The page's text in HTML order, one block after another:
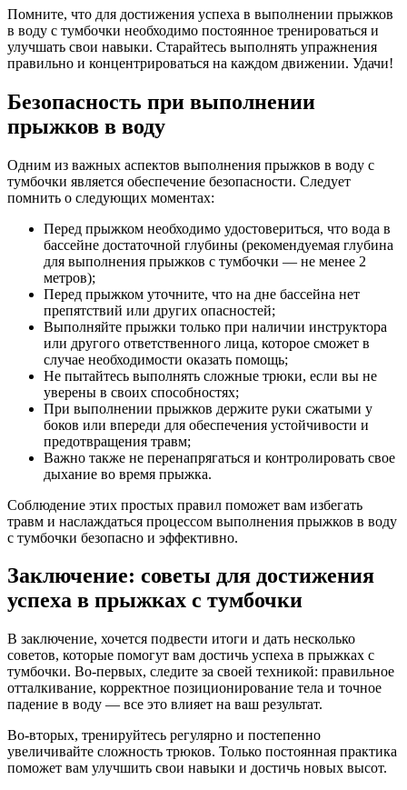
Помните, что для достижения успеха в выполнении прыжков
в воду с тумбочки необходимо постоянное тренироваться и
улучшать свои навыки. Старайтесь выполнять упражнения
правильно и концентрироваться на каждом движении. Удачи!
Безопасность при выполнении
прыжков в воду
Одним из важных аспектов выполнения прыжков в воду с
тумбочки является обеспечение безопасности. Следует
помнить о следующих моментах:
Перед прыжком необходимо удостовериться, что вода в
бассейне достаточной глубины (рекомендуемая глубина
для выполнения прыжков с тумбочки — не менее 2
метров);
Перед прыжком уточните, что на дне бассейна нет
препятствий или других опасностей;
Выполняйте прыжки только при наличии инструктора
или другого ответственного лица, которое сможет в
случае необходимости оказать помощь;
Не пытайтесь выполнять сложные трюки, если вы не
уверены в своих способностях;
При выполнении прыжков держите руки сжатыми у
боков или впереди для обеспечения устойчивости и
предотвращения травм;
Важно также не перенапрягаться и контролировать свое
дыхание во время прыжка.
Соблюдение этих простых правил поможет вам избегать
травм и наслаждаться процессом выполнения прыжков в воду
с тумбочки безопасно и эффективно.
Заключение: советы для достижения
успеха в прыжках с тумбочки
В заключение, хочется подвести итоги и дать несколько
советов, которые помогут вам достичь успеха в прыжках с
тумбочки. Во-первых, следите за своей техникой: правильное
отталкивание, корректное позиционирование тела и точное
падение в воду — все это влияет на ваш результат.
Во-вторых, тренируйтесь регулярно и постепенно
увеличивайте сложность трюков. Только постоянная практика
поможет вам улучшить свои навыки и достичь новых высот.